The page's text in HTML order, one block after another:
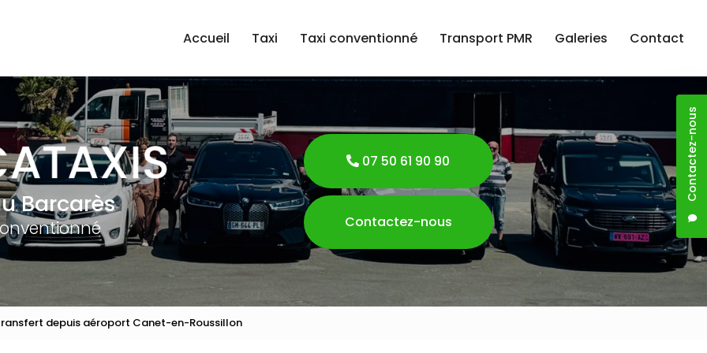
Contactez-nous
Accueil
Taxi Taxi conventionné Transport PMR Galeries Contact
Barcarès
07 50 61 90 90
Contactez-nous
depuis aéroport Canet-en-Roussillon